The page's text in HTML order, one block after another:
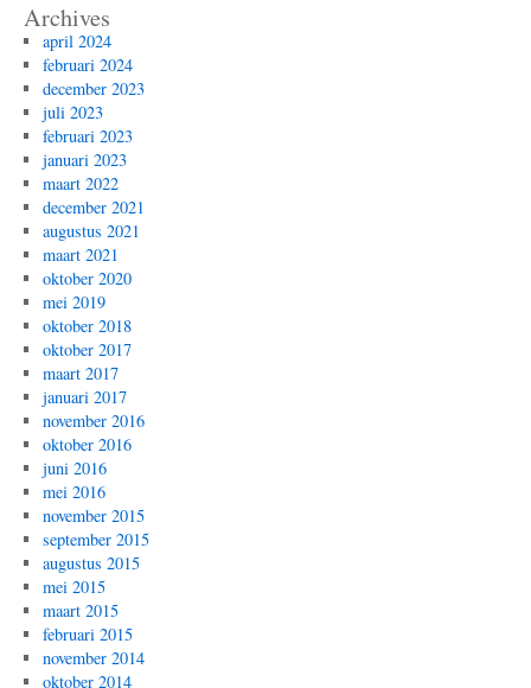
Archives
april 2024
februari 2024
december 2023
juli 2023
februari 2023
januari 2023
maart 2022
december 2021
augustus 2021
maart 2021
oktober 2020
mei 2019
oktober 2018
oktober 2017
maart 2017
januari 2017
november 2016
oktober 2016
juni 2016
mei 2016
november 2015
september 2015
augustus 2015
mei 2015
maart 2015
februari 2015
november 2014
oktober 2014